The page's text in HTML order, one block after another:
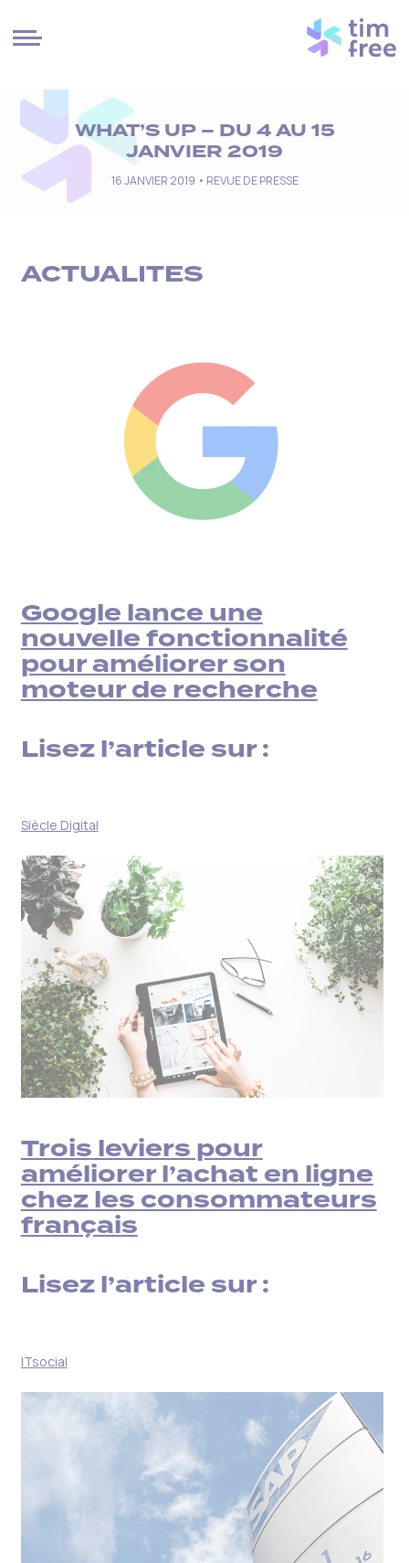
WHAT’S UP – DU 4 AU 15
JANVIER 2019
16 JANVIER 2019 • REVUE DE PRESSE
ACTUALITES
Google lance une
nouvelle fonctionnalité
pour améliorer son
moteur de recherche
Lisez l’article sur :
Siècle Digital
Trois leviers pour
améliorer l’achat en ligne
chez les consommateurs
français
Lisez l’article sur :
ITsocial